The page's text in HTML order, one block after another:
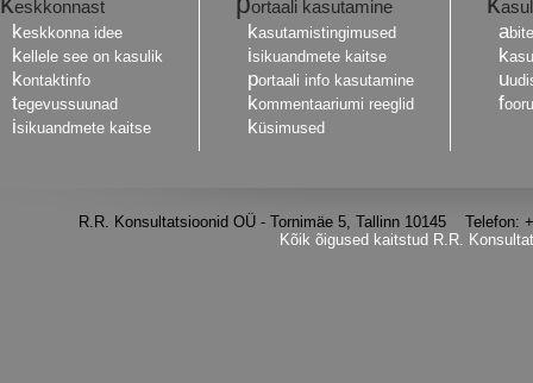
eskkonnast
keskkonna idee
kellele see on kasulik
kontaktinfo
tegevussuunad
isikuandmete kaitse
ortaali kasutamine
kasutamistingimused
isikuandmete kaitse
portaali info kasutamine
kommentaariumi reeglid
küsimused
a
k
u
f
R.R. Konsultatsioonid OÜ - Tornimäe 5, Tallinn 10145
Kõik õigused kaitstud R.R.